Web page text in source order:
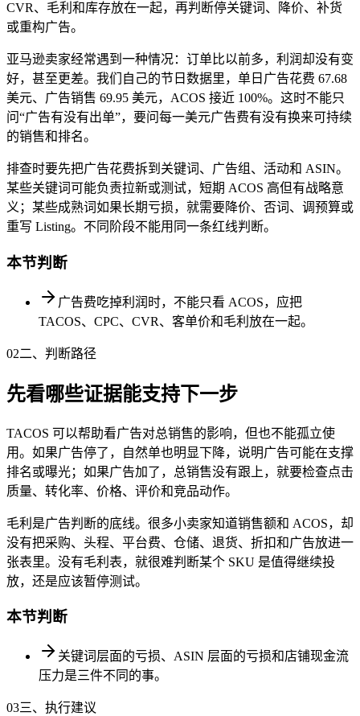
CVR、毛利和库存放在一起，再判断停关键词、降价、补货
或重构广告。
亚马逊卖家经常遇到一种情况：订单比以前多，利润却没有变
好，甚至更差。我们自己的节日数据里，单日广告花费 67.68
美元、广告销售 69.95 美元，ACOS 接近 100%。这时不能只
问“广告有没有出单”，要问每一美元广告费有没有换来可持续
的销售和排名。
排查时要先把广告花费拆到关键词、广告组、活动和 ASIN。
某些关键词可能负责拉新或测试，短期 ACOS 高但有战略意
义；某些成熟词如果长期亏损，就需要降价、否词、调预算或
重写 Listing。不同阶段不能用同一条红线判断。
本节判断
广告费吃掉利润时，不能只看 ACOS，应把
TACOS、CPC、CVR、客单价和毛利放在一起。
02二、判断路径
先看哪些证据能支持下一步
TACOS 可以帮助看广告对总销售的影响，但也不能孤立使
用。如果广告停了，自然单也明显下降，说明广告可能在支撑
排名或曝光；如果广告加了，总销售没有跟上，就要检查点击
质量、转化率、价格、评价和竞品动作。
毛利是广告判断的底线。很多小卖家知道销售额和 ACOS，却
没有把采购、头程、平台费、仓储、退货、折扣和广告放进一
张表里。没有毛利表，就很难判断某个 SKU 是值得继续投
放，还是应该暂停测试。
本节判断
关键词层面的亏损、ASIN 层面的亏损和店铺现金流
压力是三件不同的事。
03三、执行建议